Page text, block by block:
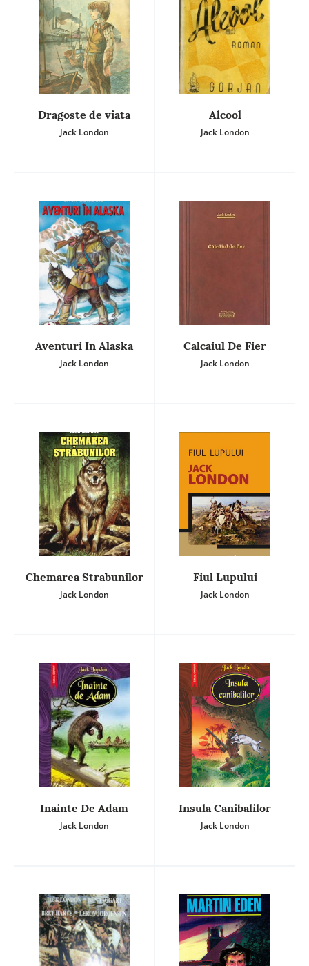
Dragoste de viata
Jack London
Alcool
Jack London
Aventuri In Alaska
Jack London
Calcaiul De Fier
Jack London
Chemarea Strabunilor
Jack London
Fiul Lupului
Jack London
Inainte De Adam
Jack London
Insula Canibalilor
Jack London